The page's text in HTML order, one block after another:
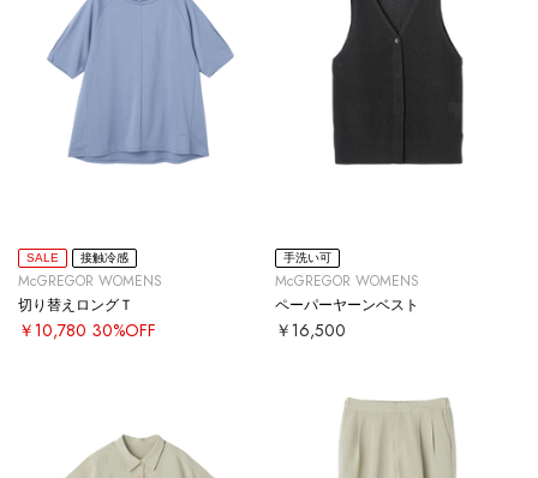
SALE 接触冷感
McGREGOR WOMENS
切り替えロングＴ
￥10,780 30%OFF
手洗い可
McGREGOR WOMENS
ペーパーヤーンベスト
￥16,500